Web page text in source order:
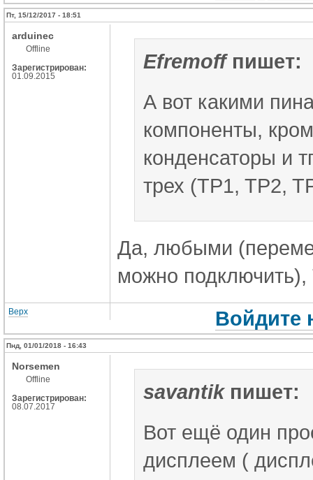
Пт, 15/12/2017 - 18:51
arduinec
Offline
Зарегистрирован:
01.09.2015
Efremoffпишет:
А вот какими
компоненты,
конденсаторы и
трех (TP1, TP2,
Да, любыми
можно
Верх Войдите
Пнд, 01/01/2018 - 16:43
Norsemen
Offline
Зарегистрирован:
08.07.2017
savantikпишет:
Вот ещё один
дисплеем (